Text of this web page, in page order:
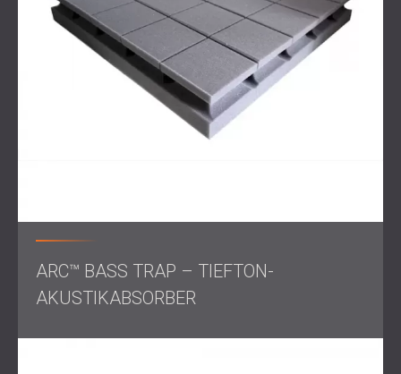
Frequenzspektrum effektiv abzudecken, wurde eine
Kombination aus Schmalband- und Breitband-
Akustikplatten strategisch im Raum platziert.
der mittleren bis hohen Frequenzen
verwendete DECIBEL quadratische Rasterabsorber
passender Flockoberfläche. Ihre Mustergeometrie
Diffusion und Absorption
platziert, umden Tieftonbereichzu dämpfen, in dem sich
der Schalldruck konzentriert. Diese Traps gleichen die
Musikproduktion und die Präzision beim Mischen
entscheidend ist.
Grau und kräftigem Blau, gepaart mit der minimalistischen
ARC™ BASS TRAP – TIEFTON-
AKUSTIKABSORBER